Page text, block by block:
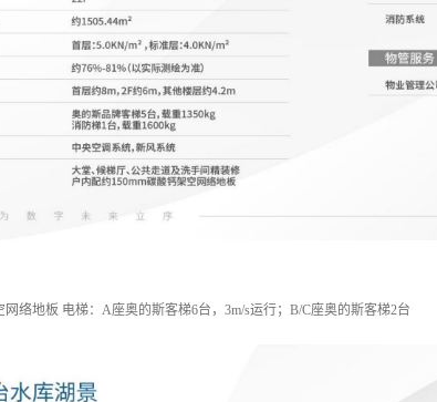
网络地板 电梯：A座奥的斯客梯6台，3m/s运行；B/C座奥的斯客梯2台